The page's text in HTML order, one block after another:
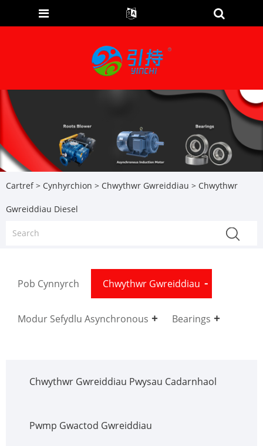
Cartref > Cynhyrchion > Chwythwr Gwreiddiau > Chwythwr
Gwreiddiau Diesel
Pob Cynnyrch Chwythwr Gwreiddiau
Modur Sefydlu Asynchronous Bearings
Chwythwr Gwreiddiau Pwysau Cadarnhaol
Pwmp Gwactod Gwreiddiau